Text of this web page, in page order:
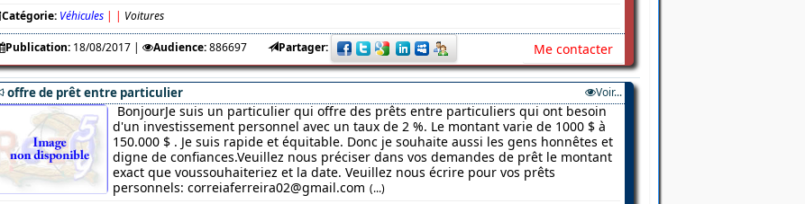
Catégorie: Véhicules | | Voitures
Publication: 18/08/2017| Audience: 886697 Partager: Me contacter
offre de prêt entre particulier Voir...
BonjourJe suis un particulier qui offre des prêts entre particuliers qui ont besoin
d'un investissement personnel avec un taux de 2 %. Le montant varie de 1000 $ à
150.000 $ . Je suis rapide et équitable. Donc je souhaite aussi les gens honnêtes et
digne de confiances.Veuillez nous préciser dans vos demandes de prêt le montant
exact que voussouhaiteriez et la date. Veuillez nous écrire pour vos prêts
personnels: correiaferreira02@gmail.com (...)